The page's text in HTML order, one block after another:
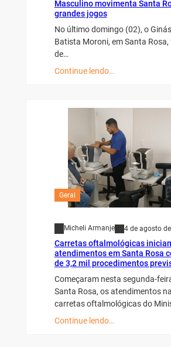
Masculino movimenta Santa
grandes jogos
No último domingo (02), o
Batista Moroni, em Santa
de…
Continue lendo…
Geral
Micheli Armanje 4 de agosto
Carretas oftalmológicas
atendimentos em Santa Rosa
de 3,2 mil procedimentos
Começaram nesta segunda-
Santa Rosa, os atendimentos
carretas oftalmológicas do
Continue lendo…